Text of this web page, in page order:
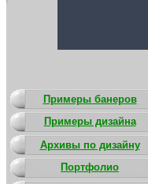
Примеры банеров
Примеры дизайна
Архивы по дизайну
Портфолио